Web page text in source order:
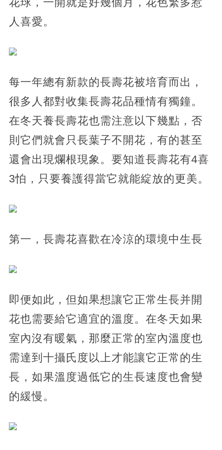
人喜愛。
每一年總有新款的長壽花被培育而出，
很多人都對收集長壽花品種情有獨鐘。
在冬天養長壽花也需注意以下幾點，否
則它們就會只長葉子不開花，有的甚至
還會出現爛根現象。要知道長壽花有4喜
3怕，只要養護得當它就能綻放的更美。
第一，長壽花喜歡在冷涼的環境中生長
即便如此，但如果想讓它正常生長并開
花也需要給它適宜的溫度。在冬天如果
室內沒有暖氣，那麼正常的室內溫度也
需達到十攝氏度以上才能讓它正常的生
長，如果溫度過低它的生長速度也會變
的緩慢。